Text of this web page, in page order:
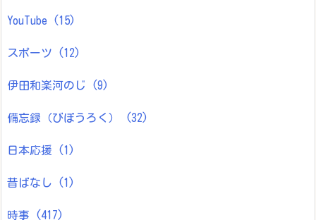
YouTube (15)
スポーツ (12)
伊田和楽河のじ (9)
備忘録（びぼうろく） (32)
日本応援 (1)
昔ばなし (1)
時事 (417)